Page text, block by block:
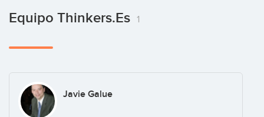
Equipo Thinkers.es 1
Javie Galue